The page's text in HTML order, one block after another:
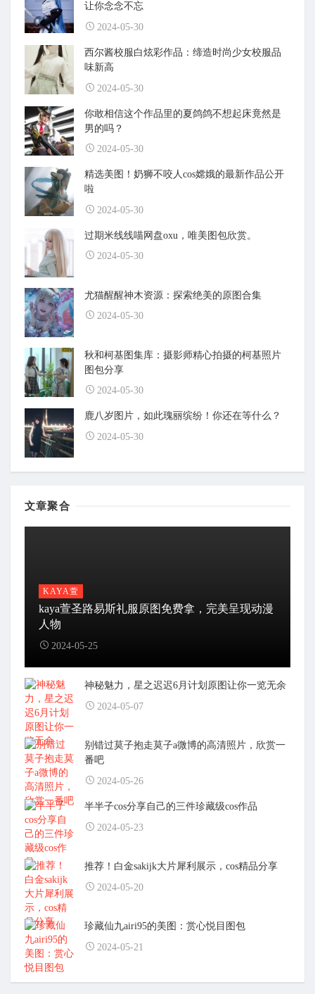
让你念念不忘
2024-05-30
西尔酱校服白炫彩作品：缔造时尚少女校服品
味新高
2024-05-30
你敢相信这个作品里的夏鸽鸽不想起床竟然是
男的吗？
2024-05-30
精选美图！奶狮不咬人cos嫦娥的最新作品公开
啦
2024-05-30
过期米线线喵网盘oxu，唯美图包欣赏。
2024-05-30
尤猫醒醒神木资源：探索绝美的原图合集
2024-05-30
秋和柯基图集库：摄影师精心拍摄的柯基照片
图包分享
2024-05-30
鹿八岁图片，如此瑰丽缤纷！你还在等什么？
2024-05-30
文章聚合
KAYA萱
kaya萱圣路易斯礼服原图免费拿，完美呈现动漫
人物
2024-05-25
神秘魅力，星之迟迟6月计划原图让你一览无余
2024-05-07
别错过莫子抱走莫子a微博的高清照片，欣赏一
番吧
2024-05-26
半半子cos分享自己的三件珍藏级cos作品
2024-05-23
推荐！白金sakijk大片犀利展示，cos精品分享
2024-05-20
珍藏仙九airi95的美图：赏心悦目图包
2024-05-21